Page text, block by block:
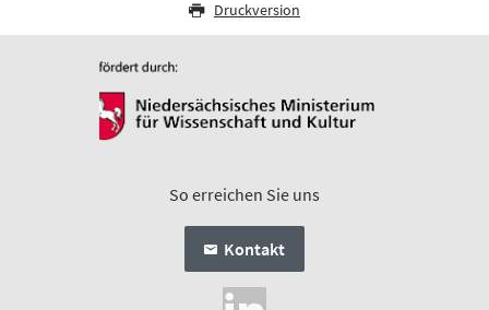
Druckversion
So erreichen Sie uns
Kontakt